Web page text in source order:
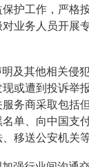
护工作，严格
业务人员开展
及其他相关侵
或遭到投诉举
务商采取包括
单、向中国支
移送公安机关